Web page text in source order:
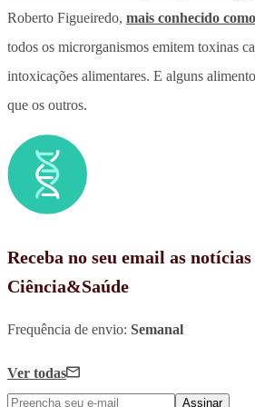
Roberto Figueiredo, mais conhecido
todos os microrganismos emitem toxinas
intoxicações alimentares. E alguns
que os outros.
Receba no seu email as notícias
Ciência&Saúde
Frequência de envio: Semanal
Ver todas
Assinar